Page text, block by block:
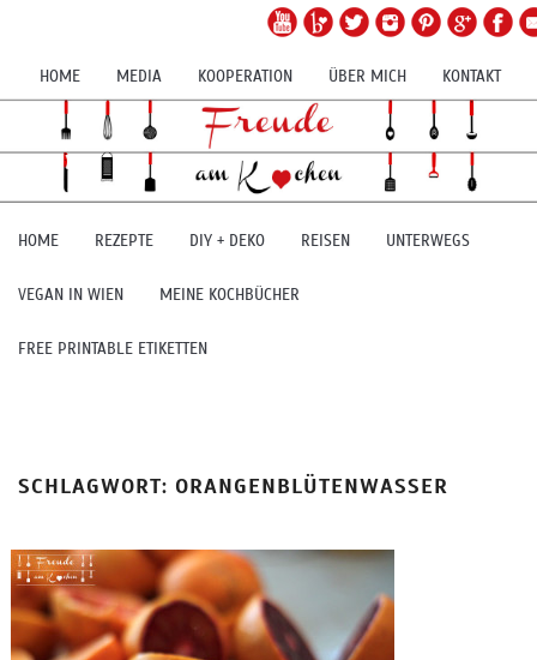
HOME MEDIA KOOPERATION ÜBER MICH KONTAKT
HOME REZEPTE DIY + DEKO REISEN UNTERWEGS
VEGAN IN WIEN MEINE KOCHBÜCHER
FREE PRINTABLE ETIKETTEN
SCHLAGWORT: ORANGENBLÜTENWASSER